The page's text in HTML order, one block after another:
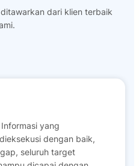
dari klien terbaik
yang
dengan baik,
seluruh target